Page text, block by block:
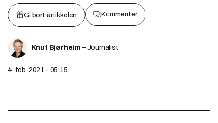
Gi bort artikkelen Kommenter
Knut Bjørheim – Journalist
4. feb. 2021 - 05:15